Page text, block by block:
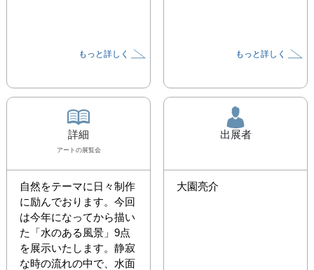
もっと詳しく もっと詳しく
詳細
アート の展覧会
自然をテーマに日々制作
に励んでおります。今回
は今年になってから描い
た「水のある風景」9点
を展示いたします。静寂
な時の流れの中で、水面
出展者
大園亮介